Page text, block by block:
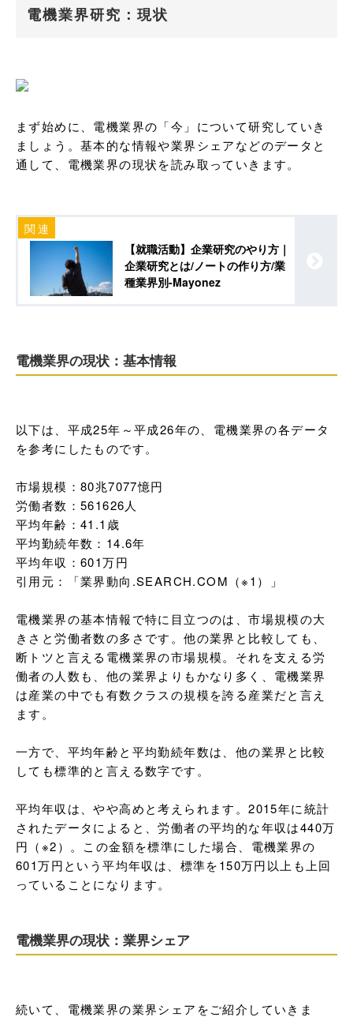
電機業界研究：現状
まず始めに、電機業界の「今」について研究していき
ましょう。基本的な情報や業界シェアなどのデータと
通して、電機業界の現状を読み取っていきます。
【就職活動】企業研究のやり方｜
企業研究とは/ノートの作り方/業
種業界別-Mayonez
電機業界の現状：基本情報
以下は、平成25年～平成26年の、電機業界の各データ
を参考にしたものです。
市場規模：80兆7077憶円
労働者数：561626人
平均年齢：41.1歳
平均勤続年数：14.6年
平均年収：601万円
引用元：「業界動向.SEARCH.COM（※1）」
電機業界の基本情報で特に目立つのは、市場規模の大
きさと労働者数の多さです。他の業界と比較しても、
断トツと言える電機業界の市場規模。それを支える労
働者の人数も、他の業界よりもかなり多く、電機業界
は産業の中でも有数クラスの規模を誇る産業だと言え
ます。
一方で、平均年齢と平均勤続年数は、他の業界と比較
しても標準的と言える数字です。
平均年収は、やや高めと考えられます。2015年に統計
されたデータによると、労働者の平均的な年収は440万
円（※2）。この金額を標準にした場合、電機業界の
601万円という平均年収は、標準を150万円以上も上回
っていることになります。
電機業界の現状：業界シェア
続いて、電機業界の業界シェアをご紹介していきま